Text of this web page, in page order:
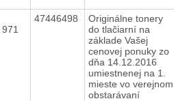
47446498
Originálne tonery
do tlačiarní na
základe Vašej
cenovej ponuky zo
dňa 14.12.2016
umiestnenej na 1.
mieste vo verejnom
obstarávaní